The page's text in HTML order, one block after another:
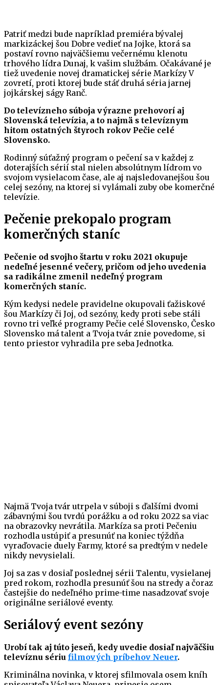
Patriť medzi bude napríklad premiéra bývalej
markizáckej šou Dobre vedieť na Jojke, ktorá sa
postaví rovno najväčšiemu večernému klenotu
trhového lídra Dunaj, k vašim službám. Očakávané je
tiež uvedenie novej dramatickej série Markízy V
zovretí, proti ktorej bude stáť druhá séria jarnej
jojkárskej ságy Ranč.
Do televízneho súboja výrazne prehovorí aj
Slovenská televízia, a to najmä s televíznym
hitom ostatných štyroch rokov Pečie celé
Slovensko.
Rodinný súťažný program o pečení sa v každej z
doterajších sérií stal nielen absolútnym lídrom vo
svojom vysielacom čase, ale aj najsledovanejšou šou
celej sezóny, na ktorej si vylámali zuby obe komerčné
televízie.
Pečenie prekopalo program
komerčných staníc
Pečenie od svojho štartu v roku 2021 okupuje
nedeľné jesenné večery, pričom od jeho uvedenia
sa radikálne zmenil nedeľný program
komerčných staníc.
Kým kedysi nedele pravidelne okupovali ťažiskové
šou Markízy či Joj, od sezóny, kedy proti sebe stáli
rovno tri veľké programy Pečie celé Slovensko, Česko
Slovensko má talent a Tvoja tvár znie povedome, si
tento priestor vyhradila pre seba Jednotka.
Najmä Tvoja tvár utrpela v súboji s ďalšími dvomi
zábavnými šou tvrdú porážku a od roku 2022 sa viac
na obrazovky nevrátila. Markíza sa proti Pečeniu
rozhodla ustúpiť a presunúť na koniec týždňa
vyraďovacie duely Farmy, ktoré sa predtým v nedele
nikdy nevysielali.
Joj sa zas v dosiaľ poslednej sérii Talentu, vysielanej
pred rokom, rozhodla presunúť šou na stredy a čoraz
častejšie do nedeľného prime-time nasadzovať svoje
originálne seriálové eventy.
Seriálový event sezóny
Urobí tak aj túto jeseň, kedy uvedie dosiaľ najväčšiu
televíznu sériu filmových príbehov Neuer.
Kriminálna novinka, v ktorej sfilmovala osem kníh